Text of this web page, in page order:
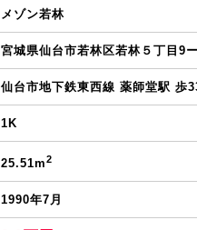
メゾン若林
宮城県仙台市若林区若林５丁目9
仙台市地下鉄東西線 薬師堂駅 歩
1K
25.51m2
1990年7月